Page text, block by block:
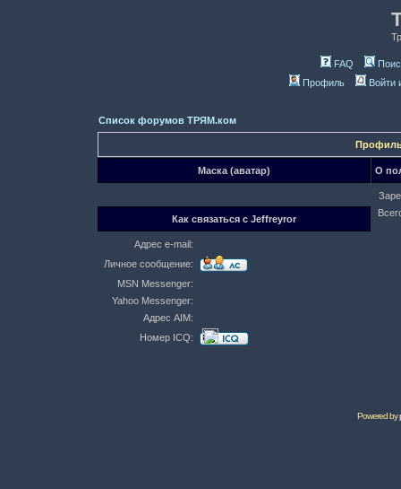
FAQ
Профиль
Войти
Список форумов ТРЯМ.ком
Профиль
Маска (аватар) О
Как связаться с Jeffreyror
Адрес e-mail:
Личное сообщение:
MSN Messenger:
Yahoo Messenger:
Адрес AIM:
Номер ICQ:
Powered by